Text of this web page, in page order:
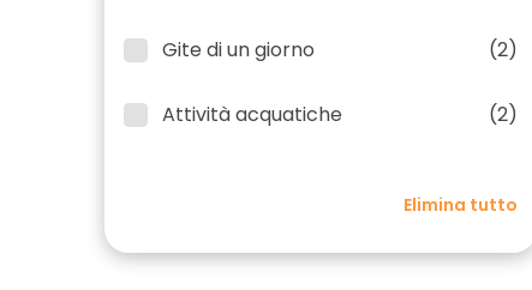
Gite di un giorno (2)
Attività acquatiche (2)
Elimina tutto